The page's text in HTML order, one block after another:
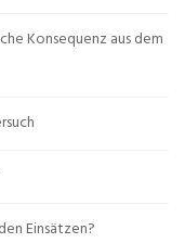
Konsequenz aus dem
Einsätzen?